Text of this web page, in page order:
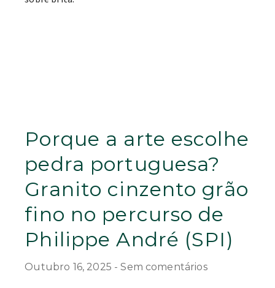
Porque a arte escolhe
pedra portuguesa?
Granito cinzento grão
fino no percurso de
Philippe André (SPI)
Outubro 16, 2025 Sem comentários